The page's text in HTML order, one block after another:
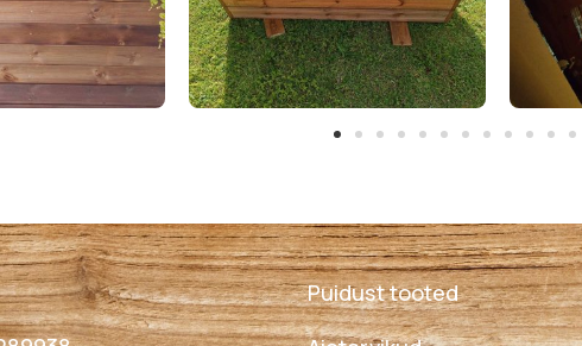
Puidust tooted